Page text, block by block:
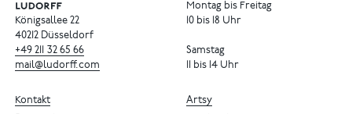
Königsallee 22
40212 Düsseldorf
+49 211 32 65 66
mail@ludorff.com
Montag bis Freitag
10 bis 18 Uhr
Samstag
11 bis 14 Uhr
Artsy
Kontakt